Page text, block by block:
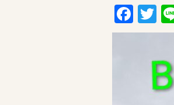
F
ac
T
wi
er